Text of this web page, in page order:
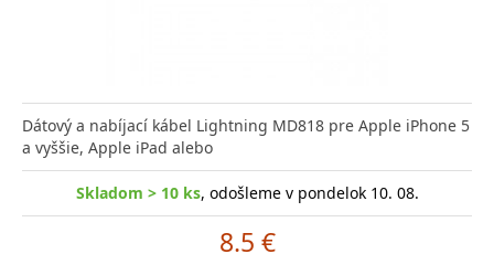
Dátový a nabíjací kábel Lightning MD818 pre Apple iPhone 5
a vyššie, Apple iPad alebo
Skladom > 10 ks, odošleme v pondelok 10. 08.
8.5 €